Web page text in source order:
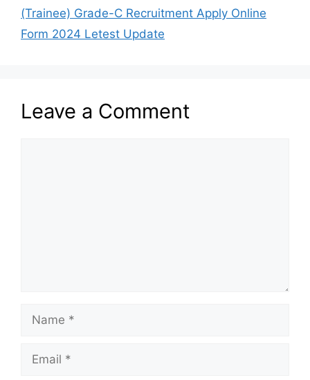
(Trainee) Grade-C Recruitment Apply Online
Form 2024 Letest Update
Leave a Comment
Name
Email